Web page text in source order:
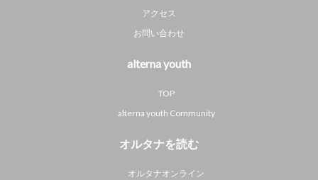
アクセス
お問い合わせ
alterna youth
TOP
alterna youth Community
オルタナを読む
オルタナオンライン